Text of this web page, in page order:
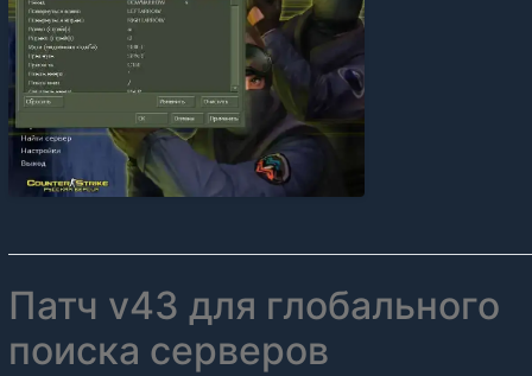
Патч v43 для глобального
поиска серверов